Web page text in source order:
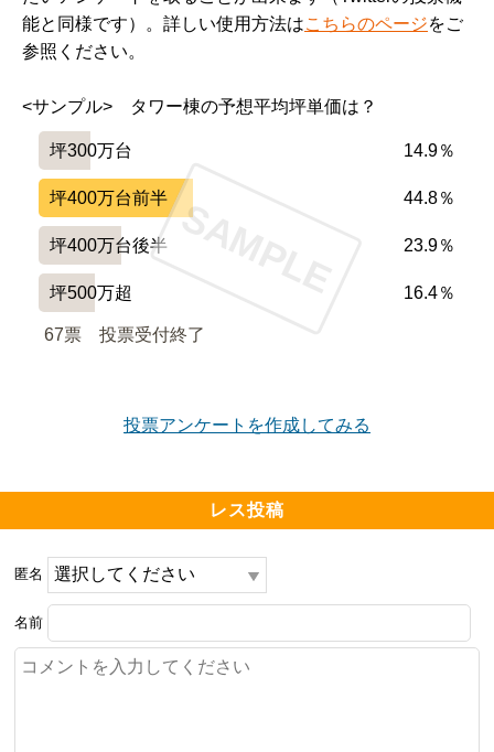
能と同様です）。詳しい使用方法はこちらのページをご
参照ください。
<サンプル>　タワー棟の予想平均坪単価は？
坪300万台 14.9％
坪400万台前半 44.8％
坪400万台後半 23.9％
坪500万超 16.4％
67票 投票受付終了
SAMPLE
投票アンケートを作成してみる
レス投稿
匿名
名前